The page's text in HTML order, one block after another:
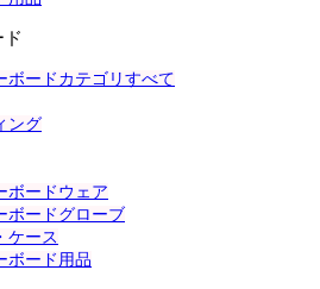
ボードカテゴリすべて
ング
ボードウェア
ボードグローブ
ケース
ボード用品